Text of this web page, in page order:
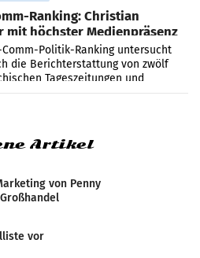
Ranking: Christian
mit höchster Medienpräsenz
Comm-Politik-Ranking untersucht
die Berichterstattung von zwölf
Tageszeitungen und
welche Politikerinnen und
Artikel
von Penny
vor